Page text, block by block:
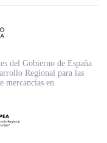
del Gobierno de España
Regional para las
mercancías en